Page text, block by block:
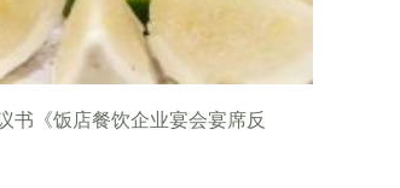
书《饭店餐饮企业宴会宴席反